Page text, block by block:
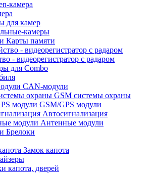
камера
для камер
камеры
Карты памяти
- видеорегистратор с радаром
для Combo
CAN-модули
GSM системы охраны
GSM/GPS модули
Автосигнализация
Антенные модули
Брелоки
Замок капота
капота, дверей